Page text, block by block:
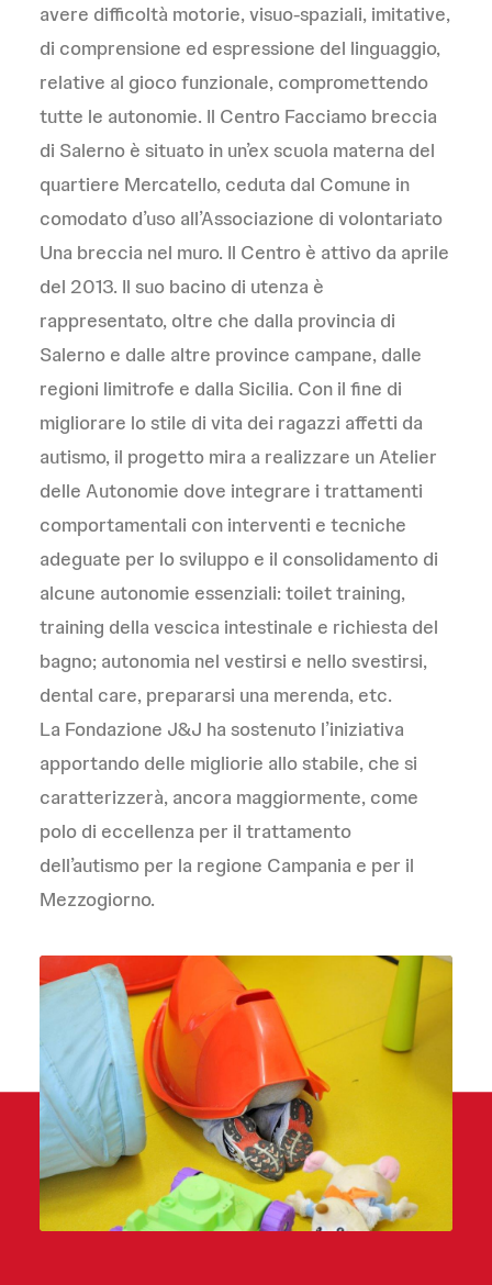
avere difficoltà motorie, visuo-spaziali, imitative,
di comprensione ed espressione del linguaggio,
relative al gioco funzionale, compromettendo
tutte le autonomie. Il Centro Facciamo breccia
di Salerno è situato in un’ex scuola materna del
quartiere Mercatello, ceduta dal Comune in
comodato d’uso all’Associazione di volontariato
Una breccia nel muro. Il Centro è attivo da aprile
del 2013. Il suo bacino di utenza è
rappresentato, oltre che dalla provincia di
Salerno e dalle altre province campane, dalle
regioni limitrofe e dalla Sicilia. Con il fine di
migliorare lo stile di vita dei ragazzi affetti da
autismo, il progetto mira a realizzare un Atelier
delle Autonomie dove integrare i trattamenti
comportamentali con interventi e tecniche
adeguate per lo sviluppo e il consolidamento di
alcune autonomie essenziali: toilet training,
training della vescica intestinale e richiesta del
bagno; autonomia nel vestirsi e nello svestirsi,
dental care, prepararsi una merenda, etc.
La Fondazione J&J ha sostenuto l’iniziativa
apportando delle migliorie allo stabile, che si
caratterizzerà, ancora maggiormente, come
polo di eccellenza per il trattamento
dell’autismo per la regione Campania e per il
Mezzogiorno.